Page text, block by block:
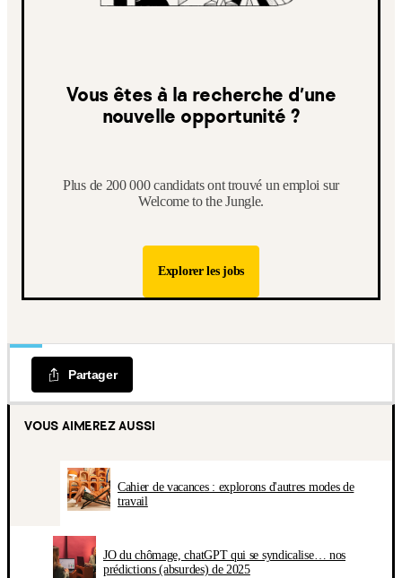
Vous êtes à la recherche d’une
nouvelle opportunité ?
Plus de 200 000 candidats ont trouvé un emploi sur
Welcome to the Jungle.
Explorer les jobs
Partager
VOUS AIMEREZ AUSSI
Cahier de vacances : explorons d'autres modes de
travail
JO du chômage, chatGPT qui se syndicalise… nos
prédictions (absurdes) de 2025